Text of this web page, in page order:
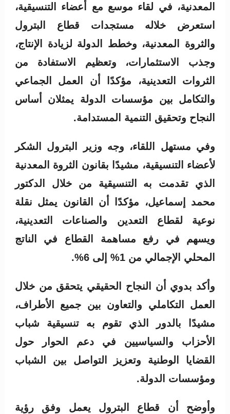
المعدنية، في لقاء موسع مع أعضاء التنسيقية،
استعرض خلاله مستجدات قطاع البترول
والثروة المعدنية، وخطط الدولة لزيادة الإنتاج،
وجذب الاستثمارات، وتعظيم الاستفادة من
الثروات التعدينية، مؤكدًا أن العمل الجماعي
والتكامل بين مؤسسات الدولة يمثلان أساس
النجاح وتحقيق التنمية المستدامة.
وفي مستهل اللقاء، وجه وزير البترول الشكر
لأعضاء التنسيقية، مشيدًا بقانون الثروة المعدنية
الذي تقدمت به التنسيقية من خلال الدكتور
محمد إسماعيل، مؤكدًا أن القانون يمثل نقلة
نوعية لقطاع التعدين والصناعات التعدينية،
ويسهم في رفع مساهمة القطاع في الناتج
المحلي الإجمالي من 1% إلى 6%.
وأكد بدوي أن النجاح الحقيقي يتحقق من خلال
العمل التكاملي والتعاون بين جميع الأطراف،
مشيدًا بالدور الذي تقوم به تنسيقية شباب
الأحزاب والسياسيين في دعم الحوار حول
القضايا الوطنية وتعزيز التواصل بين الشباب
ومؤسسات الدولة.
وأوضح أن قطاع البترول يعمل وفق رؤية